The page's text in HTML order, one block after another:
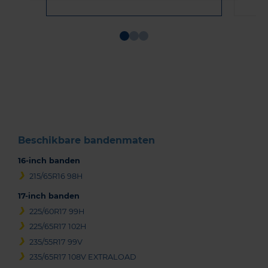
Beschikbare bandenmaten
16-inch banden
215/65R16 98H
17-inch banden
225/60R17 99H
225/65R17 102H
235/55R17 99V
235/65R17 108V EXTRALOAD